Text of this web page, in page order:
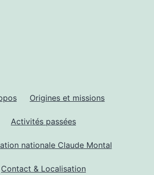
Origines et missions
Activités passées
nationale Claude Montal
Contact & Localisation